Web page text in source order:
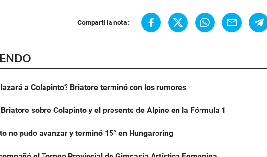
Compartí la nota:
a Colapinto? Briatore terminó con los rumores
sobre Colapinto y el presente de Alpine en la Fórmula 1
no pudo avanzar y terminó 15° en Hungaroring